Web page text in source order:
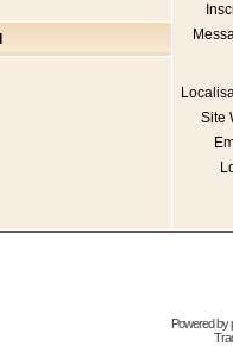
Site
Powered by